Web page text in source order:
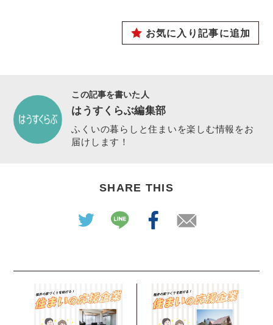
お気に入り記事に追加
この記事を書いた人
はうすくらぶ編集部
ふくいの暮らしと住まいを楽しむ情報をお
届けします！
SHARE THIS